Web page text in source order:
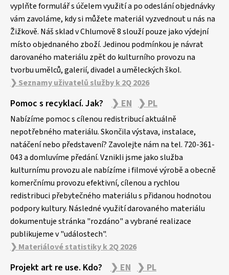
vyplňte formulář s účelem využití a po odeslání objednávky
vám zavoláme, kdy si můžete materiál vyzvednout u nás na
Žižkově. Náš sklad v Chlumově 8 slouží pouze jako výdejní
místo objednaného zboží. Jedinou podmínkou je návrat
darovaného materiálu zpět do kulturního provozu na
tvorbu umělců, galerií, divadel a uměleckých škol.
❯ Seznamy uživatelů služby k 2Q 2026
Pomoc s recyklací. Jak? ❯ EN ❯ PL
Nabízíme pomoc s cílenou redistribucí aktuálně
nepotřebného materiálu. Skončila výstava, instalace,
natáčení nebo představení? Zavolejte nám na tel. 720-361-
043 a domluvíme předání. Vznikli jsme jako služba
kulturnímu provozu ale nabízíme i filmové výrobě a obecně
komerčnímu provozu efektivní, cílenou a rychlou
redistribuci přebytečného materiálu s přidanou hodnotou
podpory kultury. Následné využití darovaného materiálu
dokumentuje stránka "rozdáno" a vybrané realizace
publikujeme v "událostech".
❯ Materiálové statistiky k 2Q 2026
Projekt art re use. Kdo? ❯ EN ❯ PL